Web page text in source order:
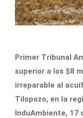
Primer Tribunal
superior a los $8
irreparable al
Tilopozo, en la
InduAmbiente, 17